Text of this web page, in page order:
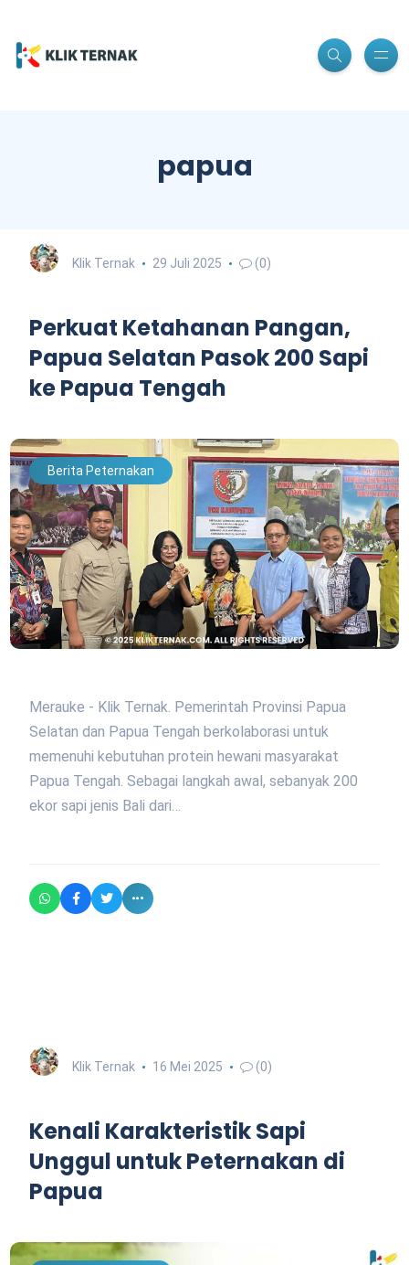
papua
Klik Ternak 29 Juli 2025 (0)
Perkuat Ketahanan Pangan,
Papua Selatan Pasok 200 Sapi
ke Papua Tengah
Berita Peternakan
Merauke - Klik Ternak. Pemerintah Provinsi Papua
Selatan dan Papua Tengah berkolaborasi untuk
memenuhi kebutuhan protein hewani masyarakat
Papua Tengah. Sebagai langkah awal, sebanyak 200
ekor sapi jenis Bali dari…
Klik Ternak 16 Mei 2025 (0)
Kenali Karakteristik Sapi
Unggul untuk Peternakan di
Papua